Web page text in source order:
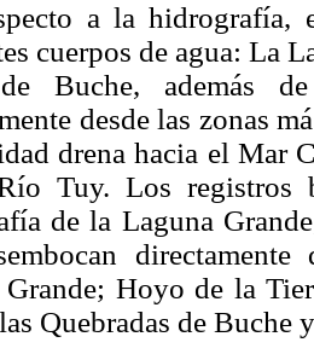
a la hidrografía,
cuerpos de agua: La
Buche, además
desde las zonas
drena hacia el Mar
Tuy. Los registros
de la Laguna
Grande; Hoyo de la
Quebradas de Buche